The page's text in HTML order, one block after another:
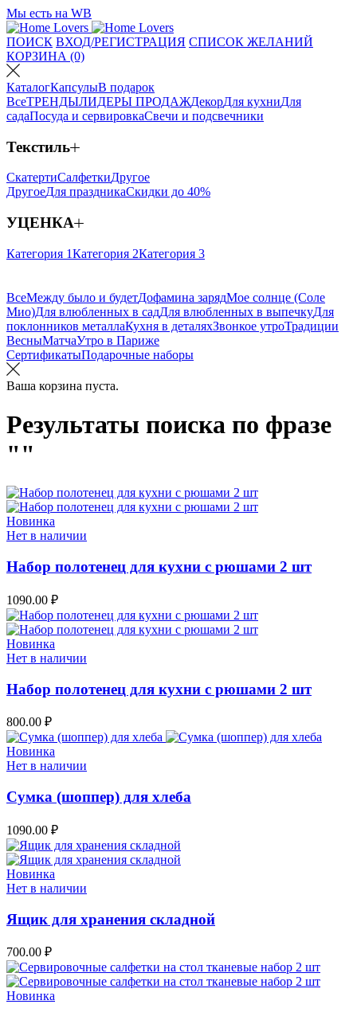
Мы есть на WB
ПОИСК ВХОД/РЕГИСТРАЦИЯ СПИСОК ЖЕЛАНИЙ
КОРЗИНА (0)
КаталогКапсулыВ подарок
ВсеТРЕНДЫЛИДЕРЫ ПРОДАЖДекорДля кухниДля
садаПосуда и сервировкаСвечи и подсвечники
Текстиль
СкатертиСалфеткиДругое
ДругоеДля праздникаСкидки до 40%
УЦЕНКА
Категория 1Категория 2Категория 3
ВсеМежду было и будетДофамина зарядМое солнце (Соле
Мио)Для влюбленных в садДля влюбленных в выпечкуДля
поклонников металлаКухня в деталяхЗвонкое утроТрадиции
ВесныМатчаУтро в Париже
СертификатыПодарочные наборы
Ваша корзина пуста.
Результаты поиска по фразе
""
Новинка
Нет в наличии
Набор полотенец для кухни с рюшами 2 шт
1090.00 ₽
Новинка
Нет в наличии
Набор полотенец для кухни с рюшами 2 шт
800.00 ₽
Новинка
Нет в наличии
Сумка (шоппер) для хлеба
1090.00 ₽
Новинка
Нет в наличии
Ящик для хранения складной
700.00 ₽
Новинка